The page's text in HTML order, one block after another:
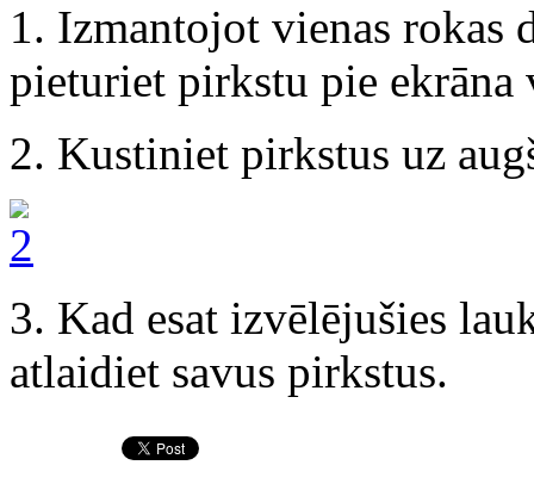
1. Izmantojot vienas
pieturiet pirkstu pie ekrāna
2. Kustiniet pirkstus uz
3. Kad esat izvēlējušies
atlaidiet savus pirkstus.